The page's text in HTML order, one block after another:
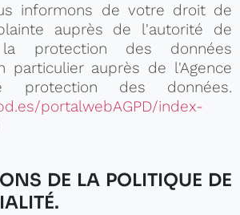
informons de votre droit de
auprès de l'autorité de
protection des données
particulier auprès de l'Agence
protection des données.
portalwebAGPD/index-
DE LA POLITIQUE DE